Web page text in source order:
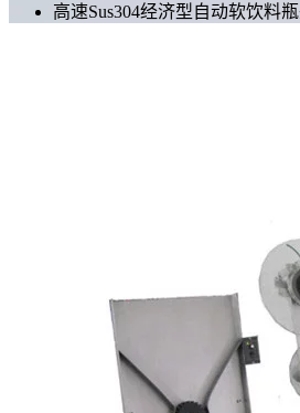
高速Sus304经济型自动软饮料